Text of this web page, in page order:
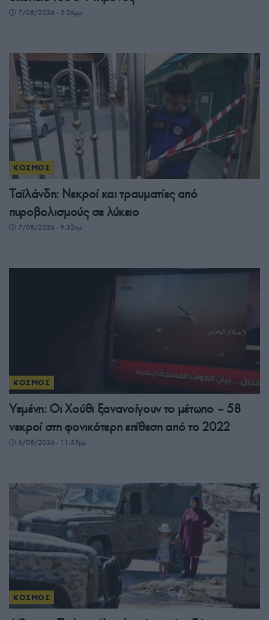
7/08/2026 - 3:26μμ
ΚΟΣΜΟΣ
Ταϊλάνδη: Νεκροί και τραυματίες από
πυροβολισμούς σε λύκειο
7/08/2026 - 9:32πμ
ΚΟΣΜΟΣ
Υεμένη: Οι Χούθι ξανανοίγουν το μέτωπο – 58
νεκροί στη φονικότερη επίθεση από το 2022
6/08/2026 - 11:55μμ
ΚΟΣΜΟΣ